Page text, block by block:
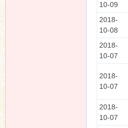
10-09
2018-
10-08
2018-
10-07
2018-
10-07
2018-
10-07